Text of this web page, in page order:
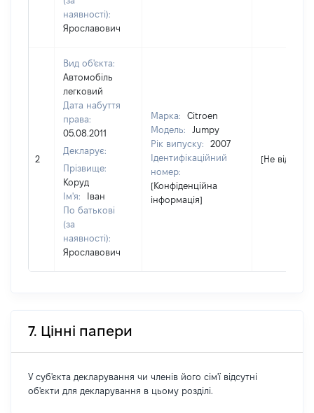
наявності):
Ярославович
2
Вид об'єкта:
Автомобіль
легковий
Дата набуття
права:
05.08.2011
Декларує:
Прізвище:
Коруд
Ім'я:
Іван
По батькові
(за
наявності):
Ярославович
Марка:
Citroen
Модель:
Jumpy
Рік випуску:
2007
Ідентифікаційний
номер:
[Конфіденційна
інформація]
[Не відомо]
7. Цінні папери
У суб'єкта декларування чи членів його сім'ї відсутні
об'єкти для декларування в цьому розділі.